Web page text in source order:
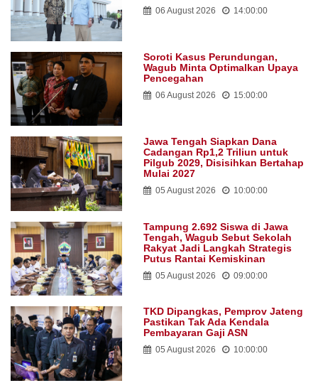
06 August 2026 14:00:00
Soroti Kasus Perundungan,
Wagub Minta Optimalkan Upaya
Pencegahan
06 August 2026 15:00:00
Jawa Tengah Siapkan Dana
Cadangan Rp1,2 Triliun untuk
Pilgub 2029, Disisihkan Bertahap
Mulai 2027
05 August 2026 10:00:00
Tampung 2.692 Siswa di Jawa
Tengah, Wagub Sebut Sekolah
Rakyat Jadi Langkah Strategis
Putus Rantai Kemiskinan
05 August 2026 09:00:00
TKD Dipangkas, Pemprov Jateng
Pastikan Tak Ada Kendala
Pembayaran Gaji ASN
05 August 2026 10:00:00